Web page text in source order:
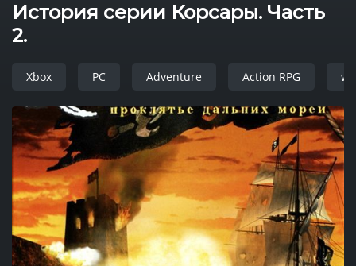
Игры
История серии Корсары. Часть
2.
Xbox PC Adventure Action RPG